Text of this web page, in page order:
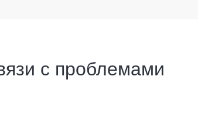
с проблемами